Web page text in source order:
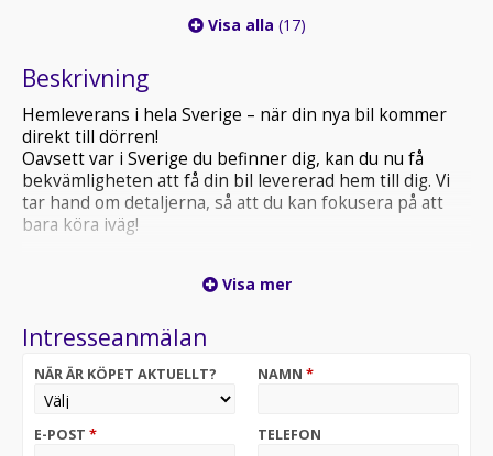
Visa alla (17)
Beskrivning
Hemleverans i hela Sverige – när din nya bil kommer
direkt till dörren!
Oavsett var i Sverige du befinner dig, kan du nu få
bekvämligheten att få din bil levererad hem till dig. Vi
tar hand om detaljerna, så att du kan fokusera på att
bara köra iväg!
automatlåda, stark V6-motor och plats för hela familjen.
Kort om bilen:
* Ny Servad
• Sommar däck på LM-fälgar
Visa mer
Intresseanmälan
NÄR ÄR KÖPET AKTUELLT? NAMN *
E-POST * TELEFON